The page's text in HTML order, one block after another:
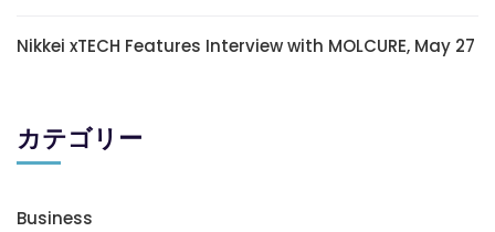
Nikkei xTECH Features Interview with MOLCURE, May 27
カテゴリー
Business